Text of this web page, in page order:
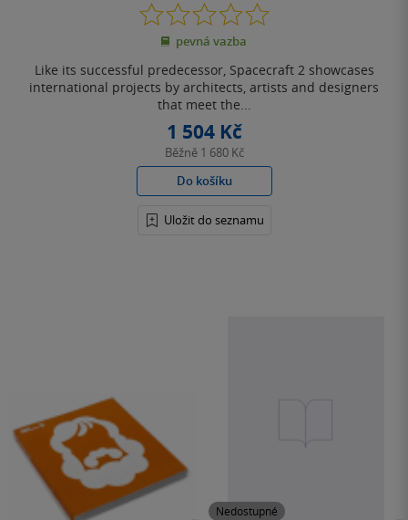
0.0
z
5
pevná vazba
Like its successful predecessor, Spacecraft 2 showcases
international projects by architects, artists and designers
that meet the...
1 504 Kč
Běžně 1 680 Kč
Do košíku
Uložit do seznamu
Nedostupné